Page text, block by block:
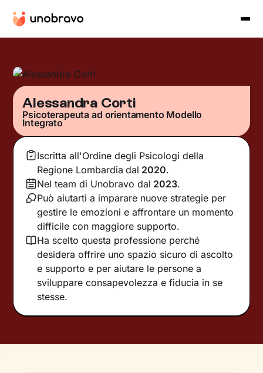
Alessandra Corti
Psicoterapeuta ad orientamento Modello
Integrato
Iscritta all'Ordine degli Psicologi della
Regione Lombardia dal 2020.
Nel team di Unobravo dal 2023.
Può aiutarti a imparare nuove strategie per
gestire le emozioni e affrontare un momento
difficile con maggiore supporto.
Ha scelto questa professione perché
desidera offrire uno spazio sicuro di ascolto
e supporto e per aiutare le persone a
sviluppare consapevolezza e fiducia in se
stesse.